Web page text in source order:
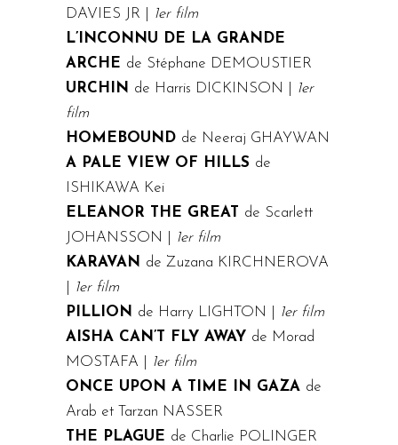
DAVIES JR |
1er film
L’INCONNU DE LA GRANDE
ARCHE de Stéphane DEMOUSTIER
URCHIN de Harris DICKINSON |
1er
film
HOMEBOUND de Neeraj GHAYWAN
A PALE VIEW OF HILLS de
ISHIKAWA Kei
ELEANOR THE GREAT de Scarlett
JOHANSSON |
1er film
KARAVAN de Zuzana KIRCHNEROVA
1er film
PILLION de Harry LIGHTON |
1er film
AISHA CAN’T FLY AWAY de Morad
MOSTAFA |
1er film
ONCE UPON A TIME IN GAZA de
Arab et Tarzan NASSER
THE PLAGUE de Charlie POLINGER